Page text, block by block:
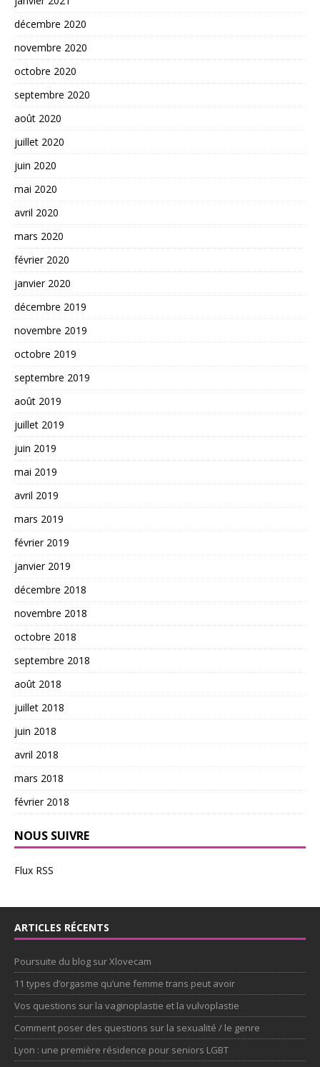
décembre 2020
novembre 2020
octobre 2020
septembre 2020
août 2020
juillet 2020
juin 2020
mai 2020
avril 2020
mars 2020
février 2020
janvier 2020
décembre 2019
novembre 2019
octobre 2019
septembre 2019
août 2019
juillet 2019
juin 2019
mai 2019
avril 2019
mars 2019
février 2019
janvier 2019
décembre 2018
novembre 2018
octobre 2018
septembre 2018
août 2018
juillet 2018
juin 2018
avril 2018
mars 2018
février 2018
NOUS SUIVRE
Flux RSS
ARTICLES RÉCENTS
Poursuite du blog sur Xlovecam
11 types d’orgasme qu’une femme trans peut avoir
Vos questions sur la vaginoplastie et la vulvoplastie
Comment poser des questions sur la sexualité / le genre
Lyon : une première résidence pour seniors LGBT